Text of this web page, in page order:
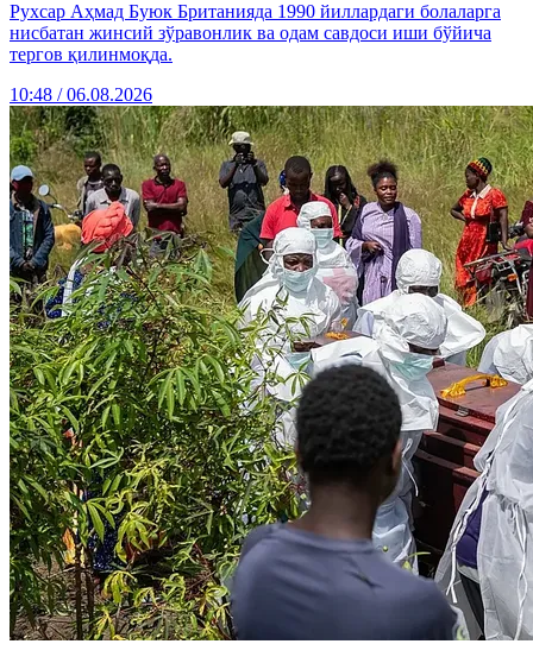
Рухсар Аҳмад Буюк Британияда 1990 йиллардаги болаларга
нисбатан жинсий зўравонлик ва одам савдоси иши бўйича
тергов қилинмоқда.
10:48 / 06.08.2026